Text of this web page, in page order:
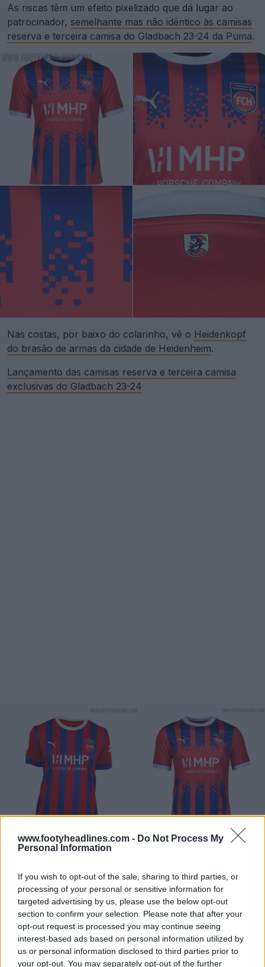
www.footyheadlines.com - Do Not Process My
Personal Information
If you wish to opt-out of the sale, sharing to third parties, or
processing of your personal or sensitive information for
targeted advertising by us, please use the below opt-out
section to confirm your selection. Please note that after your
opt-out request is processed you may continue seeing
interest-based ads based on personal information utilized by
us or personal information disclosed to third parties prior to
your opt-out. You may separately opt-out of the further
As riscas têm um efeito pixelizado que dá lugar ao
patrocinador, semelhante mas não idêntico às camisas
reserva e terceira camisa do Gladbach 23-24 da Puma.
Nas costas, por baixo do colarinho, vê o Heidenkopf
do brasão de armas da cidade de Heidenheim.
Lançamento das camisas reserva e terceira camisa
exclusivas do Gladbach 23-24
Esta é a camisa de jogo do Heidenheim para 2024-
2025.